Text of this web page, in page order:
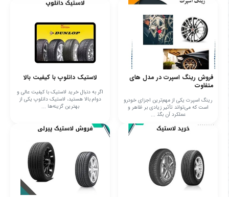
فروش رینگ اسپرت در مدل های
متفاوت
رینگ اسپرت یکی از مهم‌ترین اجزای خودرو
است که می‌تواند تأثیر زیادی بر ظاهر و
عملکرد آن بگذ ...
لاستیک دانلوپ با کیفیت بالا
اگر به دنبال خرید لاستیک با کیفیت عالی و
دوام بالا هستید، لاستیک دانلوپ یکی از
بهترین گزینه‌ها ...